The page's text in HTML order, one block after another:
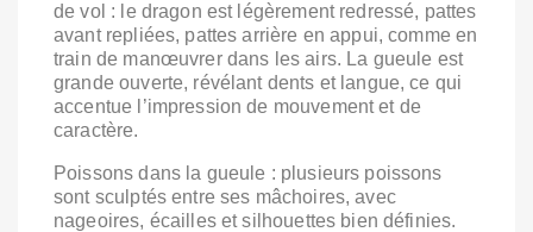
de vol : le dragon est légèrement redressé, pattes
avant repliées, pattes arrière en appui, comme en
train de manœuvrer dans les airs. La gueule est
grande ouverte, révélant dents et langue, ce qui
accentue l’impression de mouvement et de
caractère.
Poissons dans la gueule : plusieurs poissons
sont sculptés entre ses mâchoires, avec
nageoires, écailles et silhouettes bien définies.